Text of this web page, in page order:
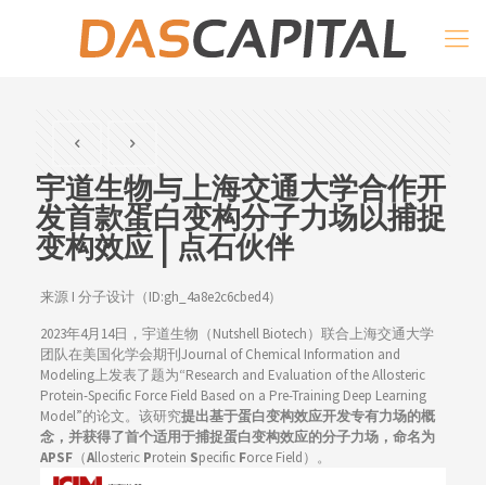
宇道生物与上海交通大学合作开
发首款蛋白变构分子力场以捕捉
变构效应 | 点石伙伴
来源 I 分子设计（ID:gh_4a8e2c6cbed4）
2023年4月14日，宇道生物（Nutshell Biotech）联合上海交通大学
团队在美国化学会期刊Journal of Chemical Information and
Modeling上发表了题为“Research and Evaluation of the Allosteric
Protein-Specific Force Field Based on a Pre-Training Deep Learning
Model”的论文。该研究提出基于蛋白变构效应开发专有力场的概
念，并获得了首个适用于捕捉蛋白变构效应的分子力场，命名为
APSF（Allosteric Protein Specific Force Field）。